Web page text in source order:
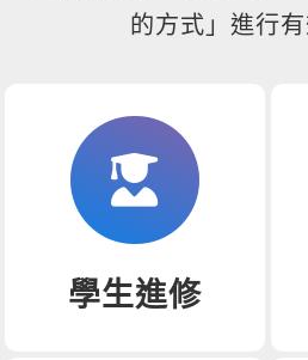
的方式」進行有
學生進修